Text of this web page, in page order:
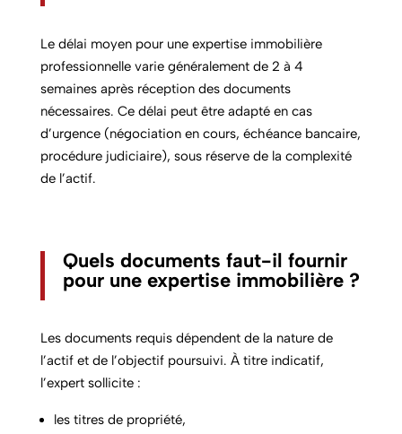
Le délai moyen pour une expertise immobilière
professionnelle varie généralement de 2 à 4
semaines après réception des documents
nécessaires. Ce délai peut être adapté en cas
d’urgence (négociation en cours, échéance bancaire,
procédure judiciaire), sous réserve de la complexité
de l’actif.
Quels documents faut-il fournir
pour une expertise immobilière ?
Les documents requis dépendent de la nature de
l’actif et de l’objectif poursuivi. À titre indicatif,
l’expert sollicite :
les titres de propriété,